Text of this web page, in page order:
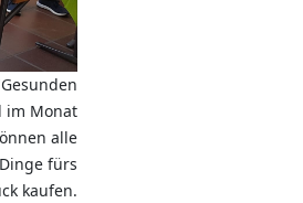
im Monat
alle
fürs
kaufen.